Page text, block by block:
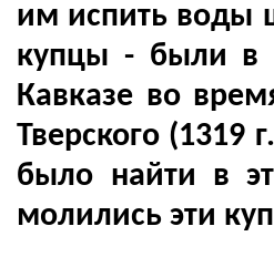
им испить воды
купцы - были в
Кавказе во
Тверского (1319
было найти в
молились эти